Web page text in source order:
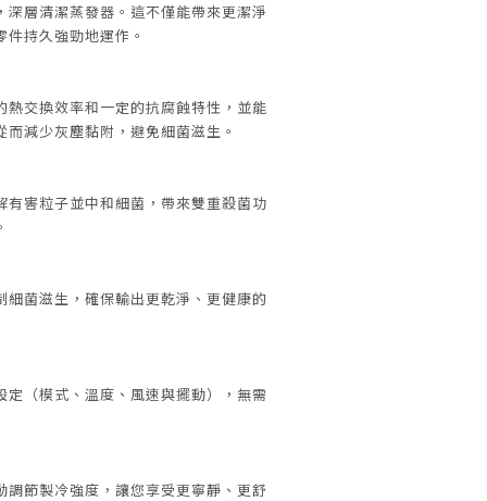
深層清潔蒸發器。這不僅能帶來更潔淨
持久強勁地運作。
熱交換效率和一定的抗腐蝕特性，並能
減少灰塵黏附，避免細菌滋生。
有害粒子並中和細菌，帶來雙重殺菌功
細菌滋生，確保輸出更乾淨、更健康的
定（模式、溫度、風速與擺動），無需
調節製冷強度，讓您享受更寧靜、更舒